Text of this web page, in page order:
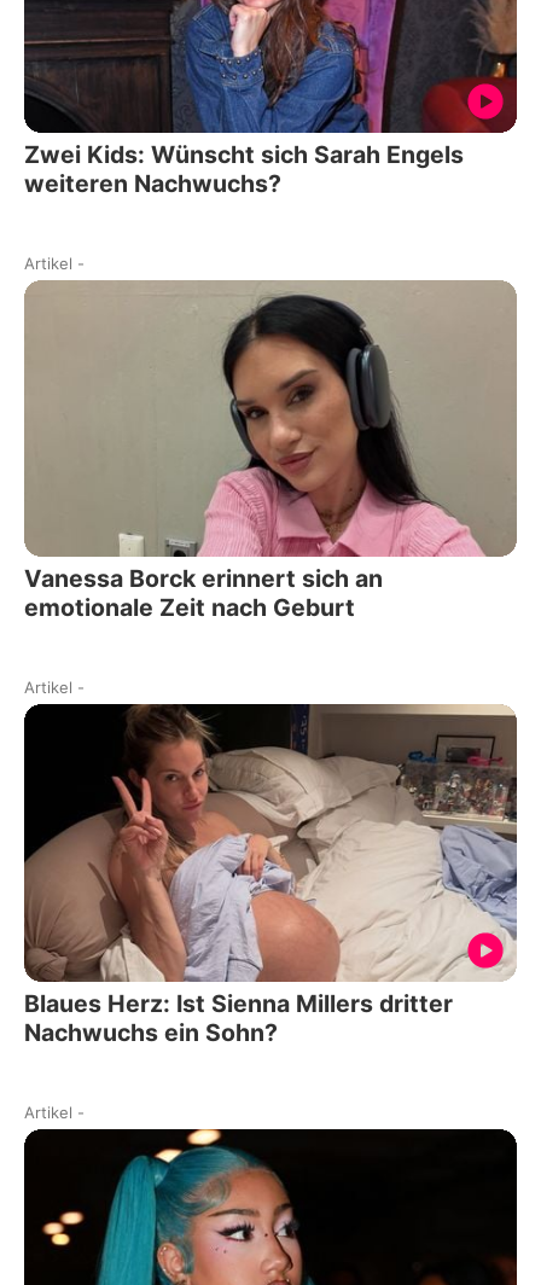
Zwei Kids: Wünscht sich Sarah Engels
weiteren Nachwuchs?
Artikel -
Vanessa Borck erinnert sich an
emotionale Zeit nach Geburt
Artikel -
Blaues Herz: Ist Sienna Millers dritter
Nachwuchs ein Sohn?
Artikel -